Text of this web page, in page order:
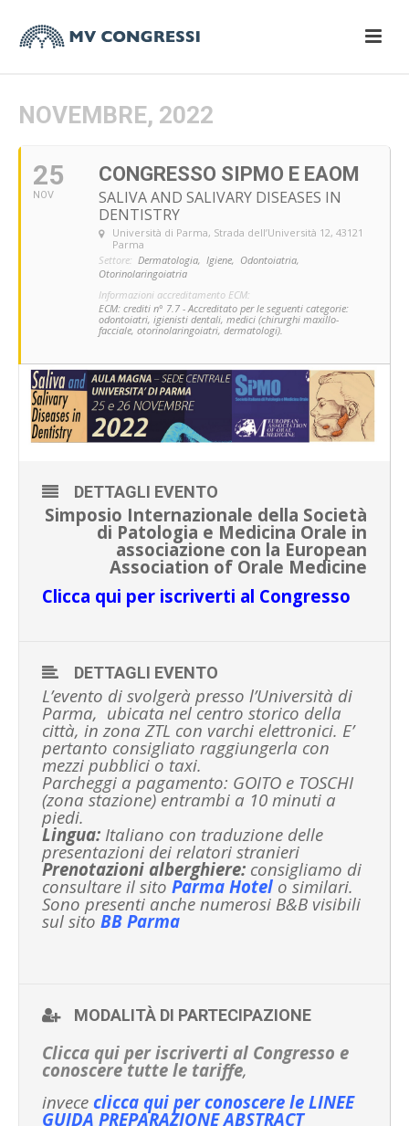
NOVEMBRE, 2022
25
NOV
CONGRESSO SIPMO E EAOM
SALIVA AND SALIVARY DISEASES IN
DENTISTRY
Università di Parma, Strada dell’Università 12, 43121
Parma
Settore: Dermatologia, Igiene, Odontoiatria,
Otorinolaringoiatria
Informazioni accreditamento ECM:
ECM: crediti n° 7.7 - Accreditato per le seguenti categorie:
odontoiatri, igienisti dentali, medici (chirurghi maxillo-
facciale, otorinolaringoiatri, dermatologi).
DETTAGLI EVENTO
Simposio Internazionale della Società
di Patologia e Medicina Orale in
associazione con la European
Association of Orale Medicine
Clicca qui per iscriverti al Congresso
DETTAGLI EVENTO
L’evento di svolgerà presso l’Università di
Parma, ubicata nel centro storico della
città, in zona ZTL con varchi elettronici. E’
pertanto consigliato raggiungerla con
mezzi pubblici o taxi.
Parcheggi a pagamento: GOITO e TOSCHI
(zona stazione) entrambi a 10 minuti a
piedi.
Lingua: Italiano con traduzione delle
presentazioni dei relatori stranieri
Prenotazioni alberghiere: consigliamo di
consultare il sito Parma Hotel o similari.
Sono presenti anche numerosi B&B visibili
sul sito BB Parma
MODALITÀ DI PARTECIPAZIONE
Clicca qui per iscriverti al Congresso e
conoscere tutte le tariffe,
invece clicca qui per conoscere le LINEE
GUIDA PREPARAZIONE ABSTRACT